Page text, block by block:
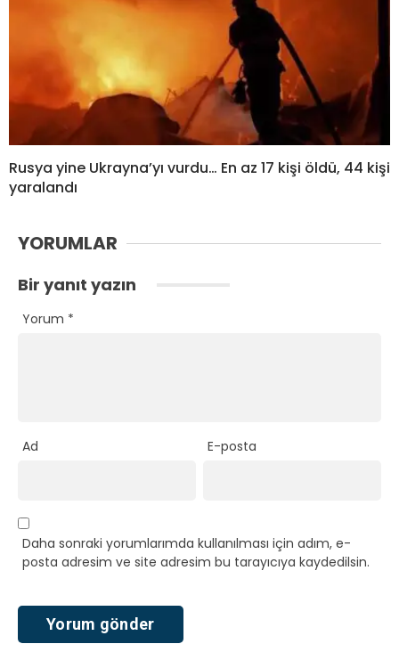
Rusya yine Ukrayna’yı vurdu… En az 17 kişi öldü, 44 kişi
yaralandı
YORUMLAR
Bir yanıt yazın
Yorum *
Ad E-posta
Daha sonraki yorumlarımda kullanılması için adım, e-
posta adresim ve site adresim bu tarayıcıya kaydedilsin.